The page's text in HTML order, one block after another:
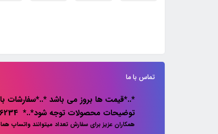
تماس با ما
*..*قیمت ها بروز می باشد *..*سفارشات
توضیحات محصولات توجه شود*..* 02133856234
همکاران عزیز برای سفارش تعداد میتوانند واتساپ